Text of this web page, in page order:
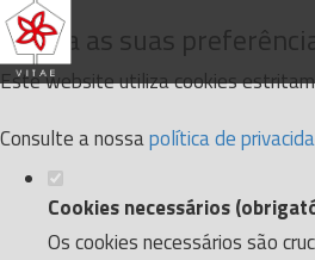
Defina as suas
Este website utiliza cookies
Consulte a nossapolítica de
Cookies necessários
Os cookies necessários são